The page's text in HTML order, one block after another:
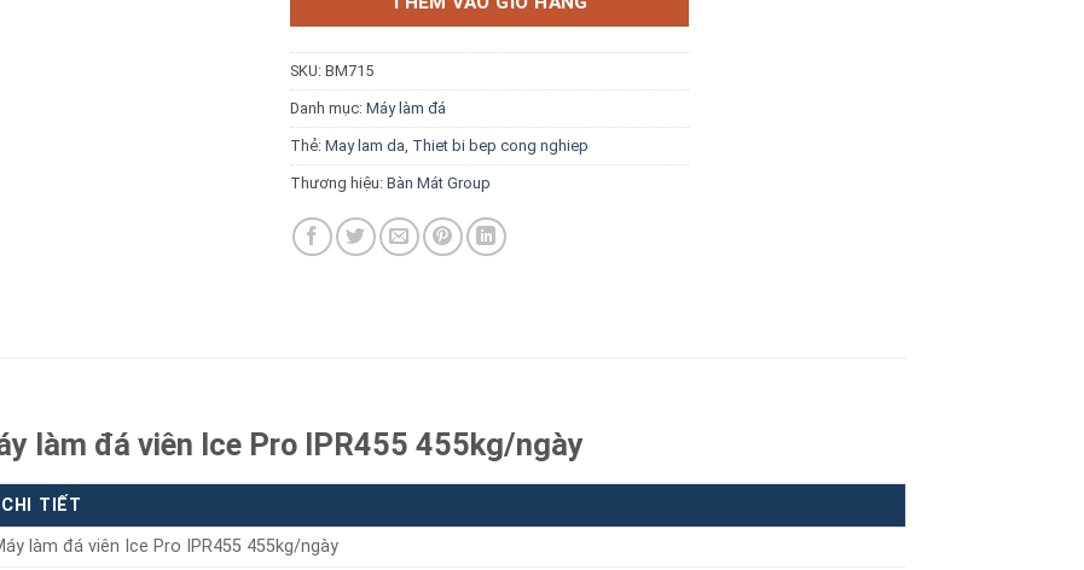
Báo giá miễn phí →
SKU: BM715
Danh mục: Máy làm đá
Thẻ: May lam da Thiet bi bep cong nghiep
Thương hiệu: Bàn Mát Group
làm đá viên Ice Pro IPR455 455kg/ngày
CHI TIẾT
làm đá viên Ice Pro IPR455 455kg/ngày